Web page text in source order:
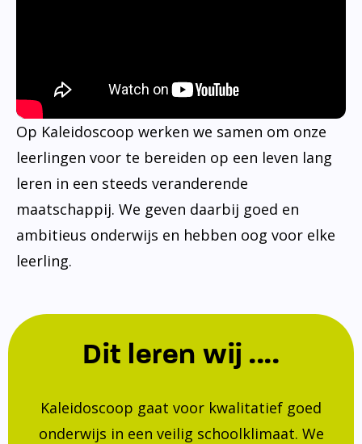
Op Kaleidoscoop werken we samen om onze
leerlingen voor te bereiden op een leven lang
leren in een steeds veranderende
maatschappij. We geven daarbij goed en
ambitieus onderwijs en hebben oog voor elke
leerling.
Dit leren wij ....
Kaleidoscoop gaat voor kwalitatief goed
onderwijs in een veilig schoolklimaat. We